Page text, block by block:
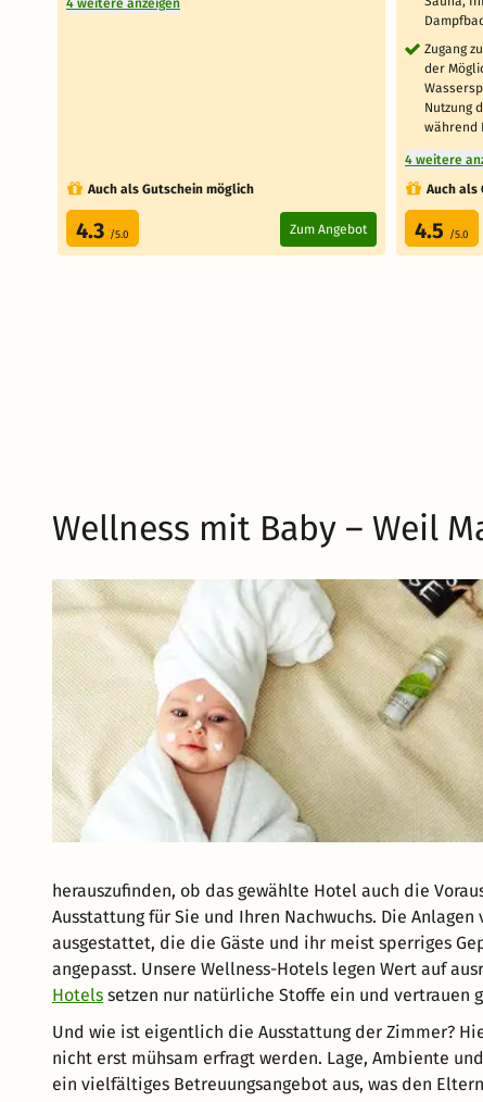
4 weitere anzeigen
Auch als Gutschein möglich
4.3 /5.0 Zum Angebot
Zugang
der
Nutzung
während
4 weitere
Auch als
4.5 /5.0
Wellness mit Baby – Weil
herauszufinden, ob das gewählte Hotel auch die
Ausstattung für Sie und Ihren Nachwuchs. Die
ausgestattet, die die Gäste und ihr meist sperriges
angepasst. Unsere Wellness-Hotels legen Wert auf
Hotels setzen nur natürliche Stoffe ein und vertrauen
Und wie ist eigentlich die Ausstattung der Zimmer?
nicht erst mühsam erfragt werden. Lage, Ambiente
ein vielfältiges Betreuungsangebot aus, was den